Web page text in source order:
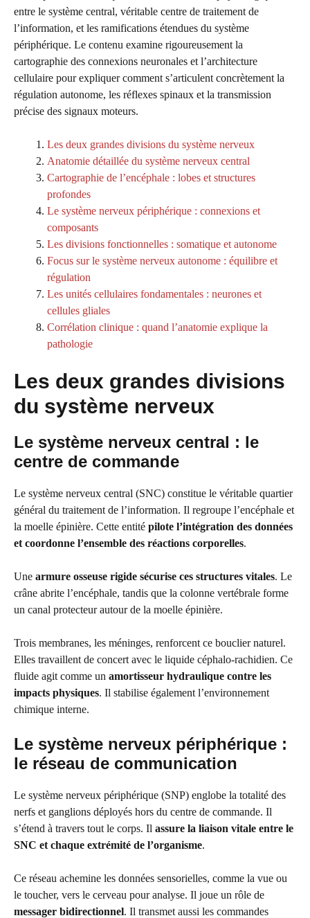
entre le système central, véritable centre de traitement de
l’information, et les ramifications étendues du système
périphérique. Le contenu examine rigoureusement la
cartographie des connexions neuronales et l’architecture
cellulaire pour expliquer comment s’articulent concrètement la
régulation autonome, les réflexes spinaux et la transmission
précise des signaux moteurs.
Les deux grandes divisions du système nerveux
Anatomie détaillée du système nerveux central
Cartographie de l’encéphale : lobes et structures
profondes
Le système nerveux périphérique : connexions et
composants
Les divisions fonctionnelles : somatique et autonome
Focus sur le système nerveux autonome : équilibre et
régulation
Les unités cellulaires fondamentales : neurones et
cellules gliales
Corrélation clinique : quand l’anatomie explique la
pathologie
Les deux grandes divisions
du système nerveux
Le système nerveux central : le
centre de commande
Le système nerveux central (SNC) constitue le véritable quartier
général du traitement de l’information. Il regroupe l’encéphale et
la moelle épinière. Cette entité pilote l’intégration des données
et coordonne l’ensemble des réactions corporelles.
Une armure osseuse rigide sécurise ces structures vitales. Le
crâne abrite l’encéphale, tandis que la colonne vertébrale forme
un canal protecteur autour de la moelle épinière.
Trois membranes, les méninges, renforcent ce bouclier naturel.
Elles travaillent de concert avec le liquide céphalo-rachidien. Ce
fluide agit comme un amortisseur hydraulique contre les
impacts physiques. Il stabilise également l’environnement
chimique interne.
Le système nerveux périphérique :
le réseau de communication
Le système nerveux périphérique (SNP) englobe la totalité des
nerfs et ganglions déployés hors du centre de commande. Il
s’étend à travers tout le corps. Il assure la liaison vitale entre le
SNC et chaque extrémité de l’organisme.
Ce réseau achemine les données sensorielles, comme la vue ou
le toucher, vers le cerveau pour analyse. Il joue un rôle de
messager bidirectionnel. Il transmet aussi les commandes